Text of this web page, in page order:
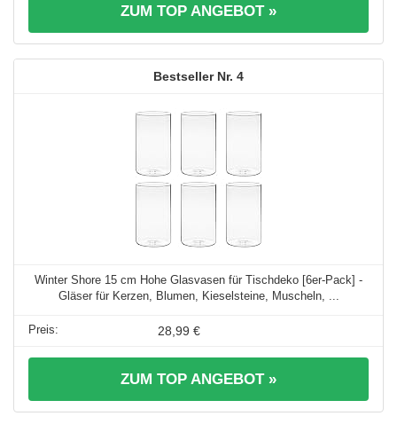
ZUM TOP ANGEBOT »
4
Winter Shore 15 cm Hohe Glasvasen für Tischdeko [6er-Pack] -
Gläser für Kerzen, Blumen, Kieselsteine, Muscheln, ...
28,99 €
ZUM TOP ANGEBOT »